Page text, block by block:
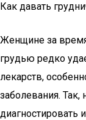
Как давать
Женщине за
грудью редко
лекарств,
заболевания. Так,